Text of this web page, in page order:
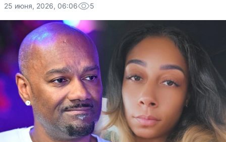
25 июня, 2026, 06:06 5